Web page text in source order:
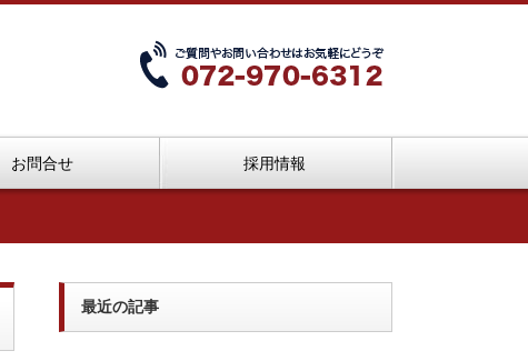
お問合せ 採用情報
最近の記事